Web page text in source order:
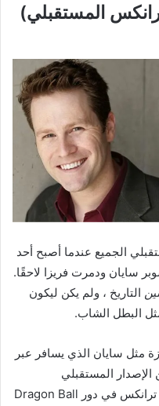
الجميع عندما أصبح أحد
سايان ودمرت فريزا لاحقًا.
التاريخ ، ولم يكن ليكون
مثل البطل الشاب.
مثل سايان الذي يسافر عبر
المستقبلي
للشخصية طوال مسيرتها. في حين أن ترانكس في دور Dragon Ball